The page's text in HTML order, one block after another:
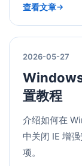
查看文章
2026-05-27
Windows
置教程
介绍如何在
中关闭 IE 增
项。